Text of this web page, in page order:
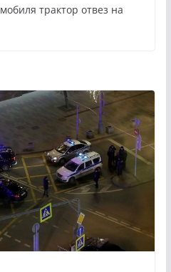
трактор отвез на